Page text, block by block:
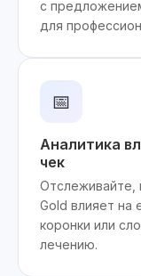
с
для
📅
Аналитика
чек
Отслеживайте,
Gold влияет на
коронки или
лечению.